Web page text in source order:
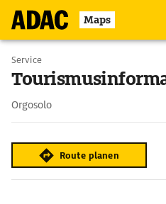
Maps
Service
Orgosolo
Route planen